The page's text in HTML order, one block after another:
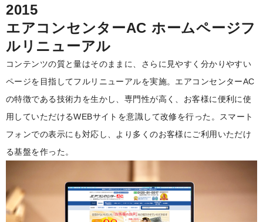
2015
エアコンセンターAC ホームページフ
ルリニューアル
コンテンツの質と量はそのままに、さらに見やすく分かりやすい
ページを目指してフルリニューアルを実施。エアコンセンターAC
の特徴である技術力を生かし、専門性が高く、お客様に便利に使
用していただけるWEBサイトを意識して改修を行った。スマート
フォンでの表示にも対応し、より多くのお客様にご利用いただけ
る基盤を作った。